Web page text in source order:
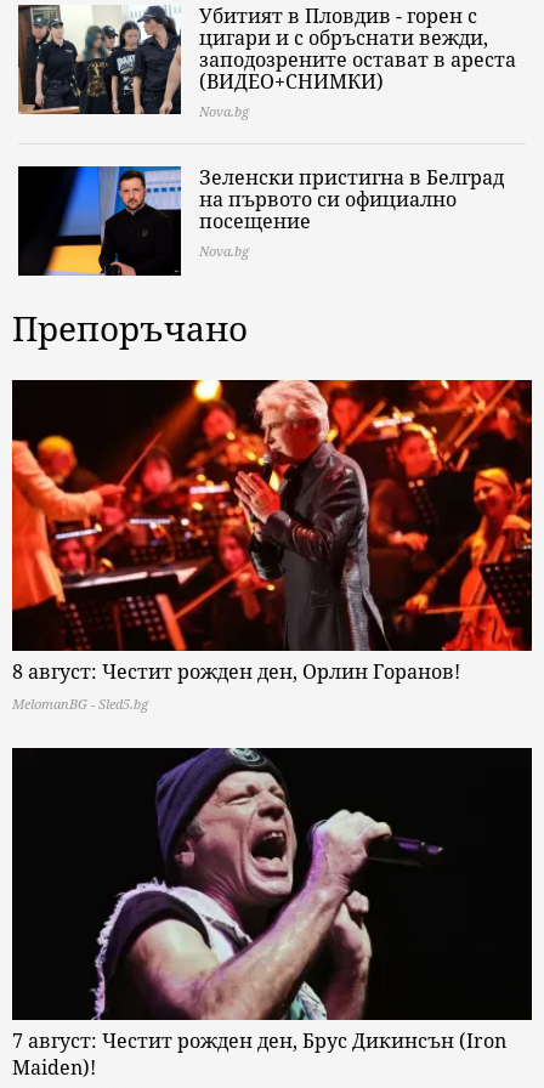
Убитият в Пловдив - горен с
цигари и с обръснати вежди,
заподозрените остават в ареста
(ВИДЕО+СНИМКИ)
Nova.bg
Зеленски пристигна в Белград
на първото си официално
посещение
Nova.bg
Препоръчано
8 август: Честит рожден ден, Орлин Горанов!
MelomanBG - Sled5.bg
7 август: Честит рожден ден, Брус Дикинсън (Iron
Maiden)!